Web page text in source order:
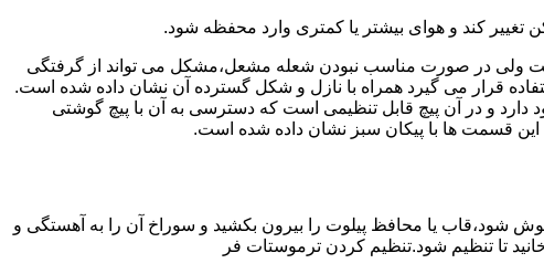
تغییر کند و هوای بیشتر یا کمتری وارد محفظه شود.
ولی در صورت مناسب نبودن شعله مشعل،مشکل می تواند از گرفتگی
قرار می گیرد همراه با نازل و شکل گسترده آن نشان داده شده است.
و در آن پیچ قابل تنظیمی است که دسترسی به آن با پیچ گوشتی
این قسمت ها با پیکان سبز نشان داده شده است.
خیلی کوتاه باشد و یا به راحتی خاموش شود،قاب یا محافظ پیلوت را بیرون بکشید و سوراخ آن را به آهستگی و
تا تنظیم شود.تنظیم کردن ترموستات فر